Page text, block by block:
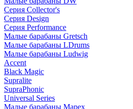
Серия Collector's
Серия Design
Серия Performance
Малые барабаны Gretsch
Малые барабаны LDrums
Малые барабаны Ludwig
Accent
Black Magic
Supralite
SupraPhonic
Universal Series
Малые барабаны Mapex